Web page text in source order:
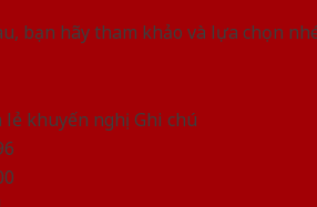
bạn hãy tham khảo và lựa chọn
lẻ khuyến nghị Ghi chú